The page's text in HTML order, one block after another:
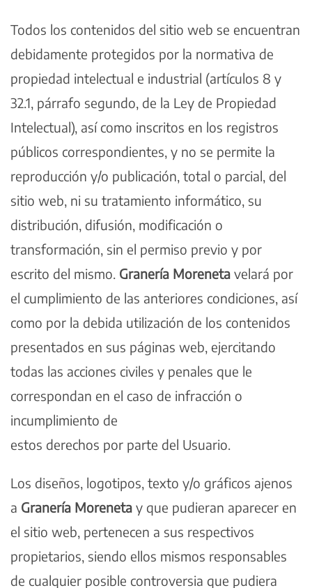
Todos los contenidos del sitio web se encuentran
debidamente protegidos por la normativa de
propiedad intelectual e industrial (artículos 8 y
32.1, párrafo segundo, de la Ley de Propiedad
Intelectual), así como inscritos en los registros
públicos correspondientes, y no se permite la
reproducción y/o publicación, total o parcial, del
sitio web, ni su tratamiento informático, su
distribución, difusión, modificación o
transformación, sin el permiso previo y por
escrito del mismo. Granería Moreneta velará por
el cumplimiento de las anteriores condiciones, así
como por la debida utilización de los contenidos
presentados en sus páginas web, ejercitando
todas las acciones civiles y penales que le
correspondan en el caso de infracción o
incumplimiento de
estos derechos por parte del Usuario.
Los diseños, logotipos, texto y/o gráficos ajenos
a Granería Moreneta y que pudieran aparecer en
el sitio web, pertenecen a sus respectivos
propietarios, siendo ellos mismos responsables
de cualquier posible controversia que pudiera